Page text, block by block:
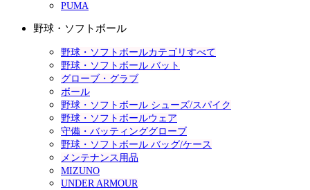
PUMA
野球・ソフトボール
野球・ソフトボールカテゴリすべて
野球・ソフトボール バット
グローブ・グラブ
ボール
野球・ソフトボール シューズ/スパイク
野球・ソフトボールウェア
守備・バッティンググローブ
野球・ソフトボール バッグ/ケース
メンテナンス用品
MIZUNO
UNDER ARMOUR